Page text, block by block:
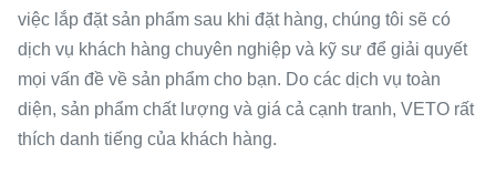
việc lắp đặt sản phẩm sau khi đặt hàng, chúng tôi sẽ có
dịch vụ khách hàng chuyên nghiệp và kỹ sư để giải quyết
mọi vấn đề về sản phẩm cho bạn. Do các dịch vụ toàn
diện, sản phẩm chất lượng và giá cả cạnh tranh, VETO rất
thích danh tiếng của khách hàng.